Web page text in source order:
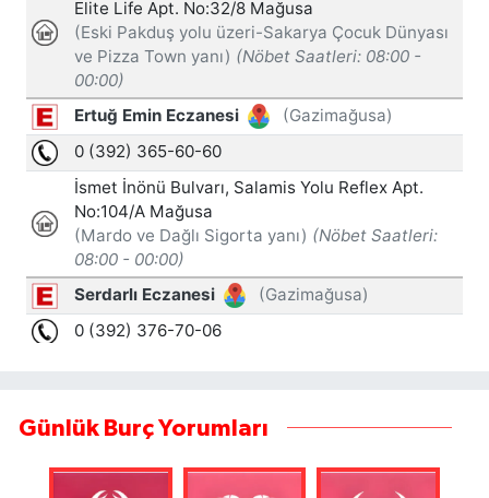
Günlük Burç Yorumları